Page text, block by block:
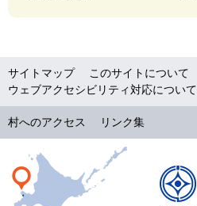
サイトマップ このサイトについて
ウェブアクセシビリティ対応について
村へのアクセス リンク集